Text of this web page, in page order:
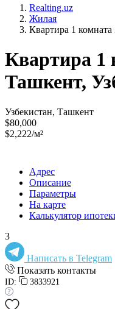
Realting.uz
Жилая
Квартира 1
Квартира 1
Ташкент,
Узбекистан, Ташкент
$80,000
$2,222/м²
Адрес
Описание
Параметры
На карте
Калькулятор
3
Написать в Telegram
Показать контакты
ID: 3833921